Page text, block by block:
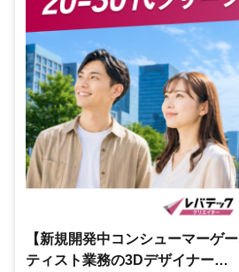
【新規開発中コンシューマーゲ
ティスト業務の3Dデザイナー